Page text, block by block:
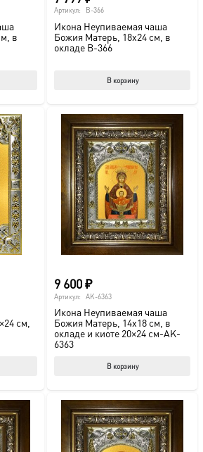
в
Артикул: B-366
Икона Неупиваемая чаша
Божия Матерь, 18х24 см, в
окладе B-366
В корзину
см,
9 600₽
Артикул: AK-6363
Икона Неупиваемая чаша
Божия Матерь, 14х18 см, в
окладе и киоте 20×24 см-AK-
6363
В корзину